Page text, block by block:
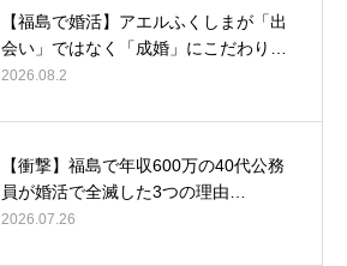
【福島で婚活】アエルふくしまが「出
会い」ではなく「成婚」にこだわり…
2026.08.2
【衝撃】福島で年収600万の40代公務
員が婚活で全滅した3つの理由…
2026.07.26